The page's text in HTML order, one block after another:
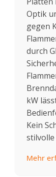
Optik
gegen
durch
kW
Kein
Mehr